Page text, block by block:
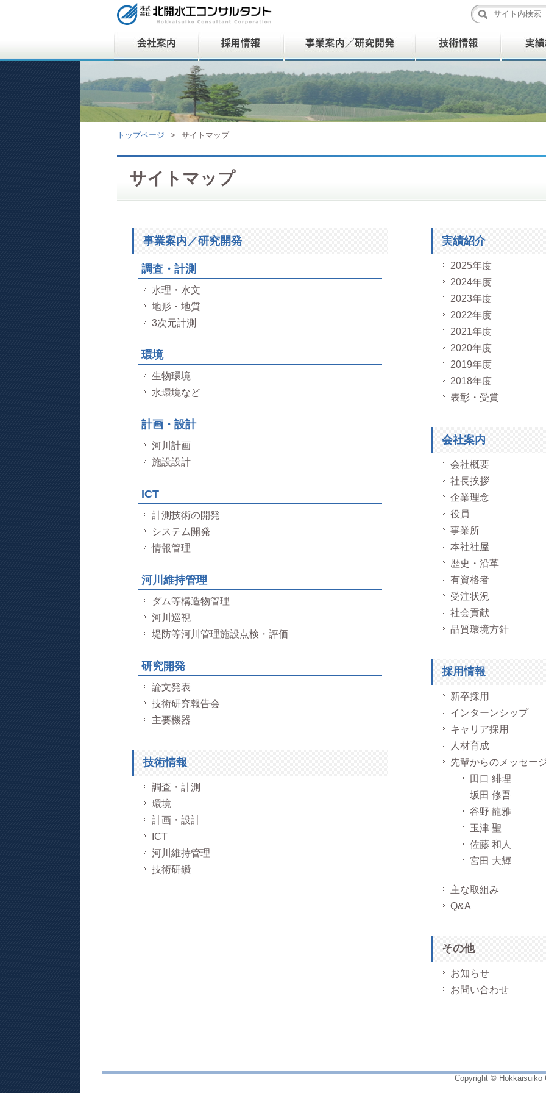
トップページ > サイトマップ
サイトマップ
事業案内／研究開発
調査・計測
水理・水文
地形・地質
3次元計測
環境
生物環境
水環境など
計画・設計
河川計画
施設設計
ICT
計測技術の開発
システム開発
情報管理
河川維持管理
ダム等構造物管理
河川巡視
堤防等河川管理施設点検・評価
研究開発
論文発表
技術研究報告会
主要機器
技術情報
調査・計測
環境
計画・設計
ICT
河川維持管理
技術研鑽
実績紹介
2025年度
2024年度
2023年度
2022年度
2021年度
2020年度
2019年度
2018年度
表彰・受賞
会社案内
会社概要
社長挨拶
企業理念
役員
事業所
本社社屋
歴史・沿革
有資格者
受注状況
社会貢献
品質環境方針
採用情報
新卒採用
インターンシップ
キャリア採用
人材育成
先輩からのメッセー
田口 緋理
坂田 修吾
谷野 龍雅
玉津 聖
佐藤 和人
宮田 大輝
主な取組み
Q&A
その他
お知らせ
お問い合わせ
Copyright © Hokkaisuiko